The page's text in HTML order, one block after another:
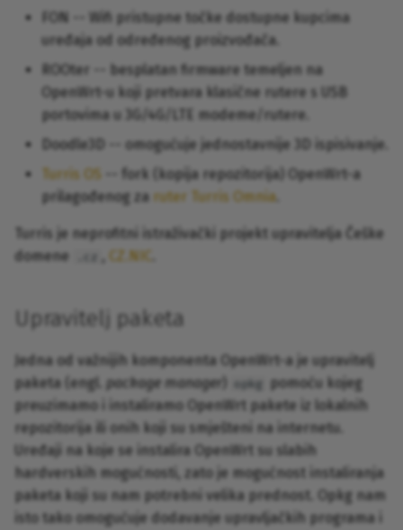
FON -- Wifi pristupne točke dostupne kupcima
uređaja od određenog proizvođača.
ROOter -- besplatan firmware temeljen na
OpenWrt-u koji pretvara klasične rutere s USB
portovima u 3G/4G/LTE modeme/rutere.
Doodle3D -- omogućuje jednostavnije 3D ispisivanje.
Turris OS
-- fork (kopija repozitorija) OpenWrt-a
prilagođenog za ruter Turris Omnia.
Turris je neprofitni istraživački projekt upravitelja Češke
domene
CZ.NIC
Upravitelj paketa
Jedna od važnijih komponenta OpenWrt-a je upravitelj
paketa (engl. package manager opkg
pomoću kojeg
preuzimamo i instaliramo OpenWrt pakete iz lokalnih
repozitorija ili onih koji su smješteni na internetu.
Uređaji na koje se instalira OpenWrt su slabih
hardverskih mogućnosti, zato je mogućnost instaliranja
paketa koji su nam potrebni velika prednost. Opkg nam
isto tako omogućuje dodavanje upravljačkih programa i